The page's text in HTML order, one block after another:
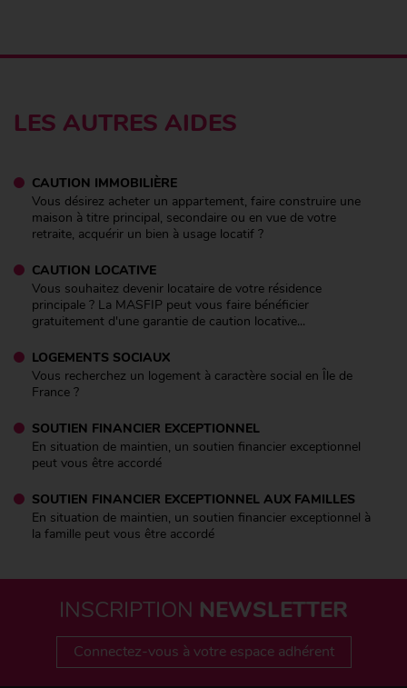
LES AUTRES AIDES
CAUTION IMMOBILIÈRE
Vous désirez acheter un appartement, faire construire une
maison à titre principal, secondaire ou en vue de votre
retraite, acquérir un bien à usage locatif ?
CAUTION LOCATIVE
Vous souhaitez devenir locataire de votre résidence
principale ? La MASFIP peut vous faire bénéficier
gratuitement d'une garantie de caution locative...
LOGEMENTS SOCIAUX
Vous recherchez un logement à caractère social en Île de
France ?
SOUTIEN FINANCIER EXCEPTIONNEL
En situation de maintien, un soutien financier exceptionnel
peut vous être accordé
SOUTIEN FINANCIER EXCEPTIONNEL AUX FAMILLES
En situation de maintien, un soutien financier exceptionnel à
la famille peut vous être accordé
INSCRIPTION NEWSLETTER
Connectez-vous à votre espace adhérent